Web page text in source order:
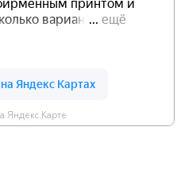
Яндекс.Карте